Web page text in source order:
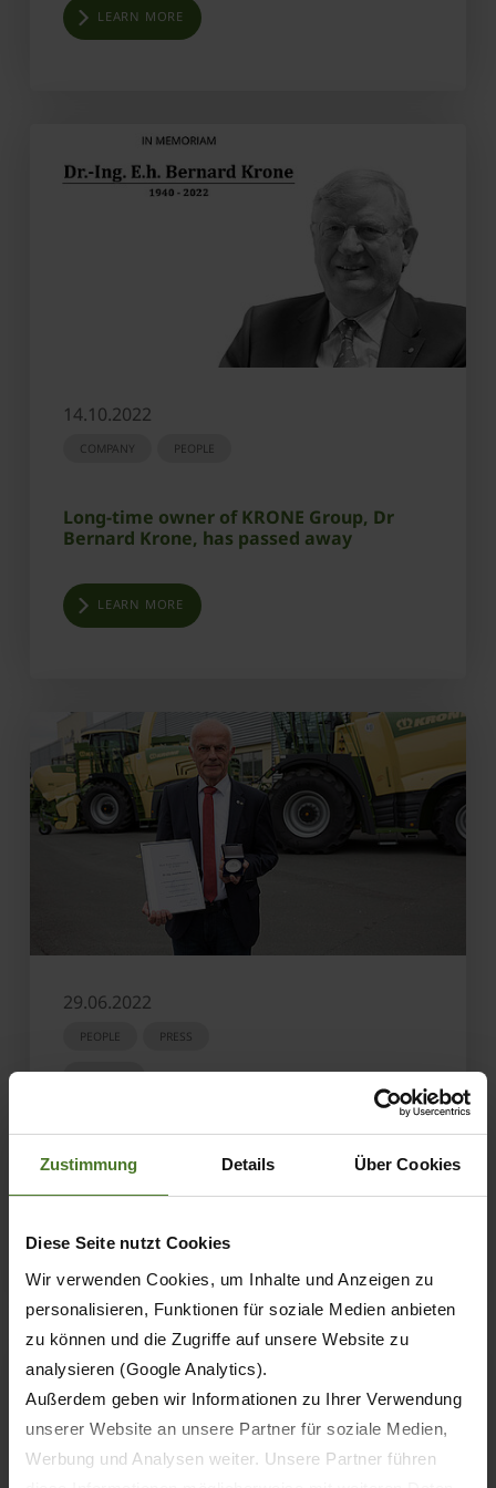
Zustimmung Details Über Cookies
Diese Seite nutzt Cookies
Wir verwenden Cookies, um Inhalte und Anzeigen zu
personalisieren, Funktionen für soziale Medien anbieten
zu können und die Zugriffe auf unsere Website zu
analysieren (Google Analytics).
Außerdem geben wir Informationen zu Ihrer Verwendung
unserer Website an unsere Partner für soziale Medien,
Werbung und Analysen weiter. Unsere Partner führen
LEARN MORE
14.10.2022
COMPANY PEOPLE
Long-time owner of KRONE Group, Dr
Bernard Krone, has passed away
LEARN MORE
29.06.2022
PEOPLE PRESS
AWARDS
Eyth medal